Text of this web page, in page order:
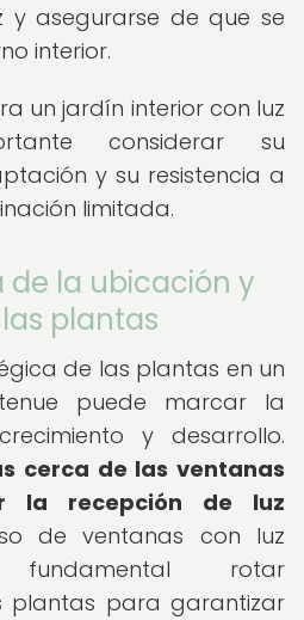
y asegurarse de que se
interior.
un jardín interior con luz
considerar su
y su resistencia a
limitada.
de la ubicación y
plantas
de las plantas en un
puede marcar la
y desarrollo.
cerca de las ventanas
la recepción de luz
de ventanas con luz
rotar
plantas para garantizar